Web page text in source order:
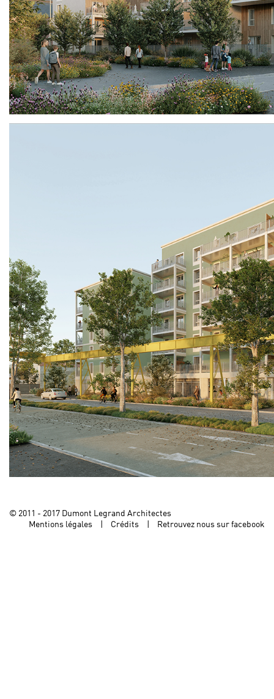
© 2011 - 2017 Dumont Legrand Architectes
Mentions légales
Crédits Retrouvez nous sur facebook